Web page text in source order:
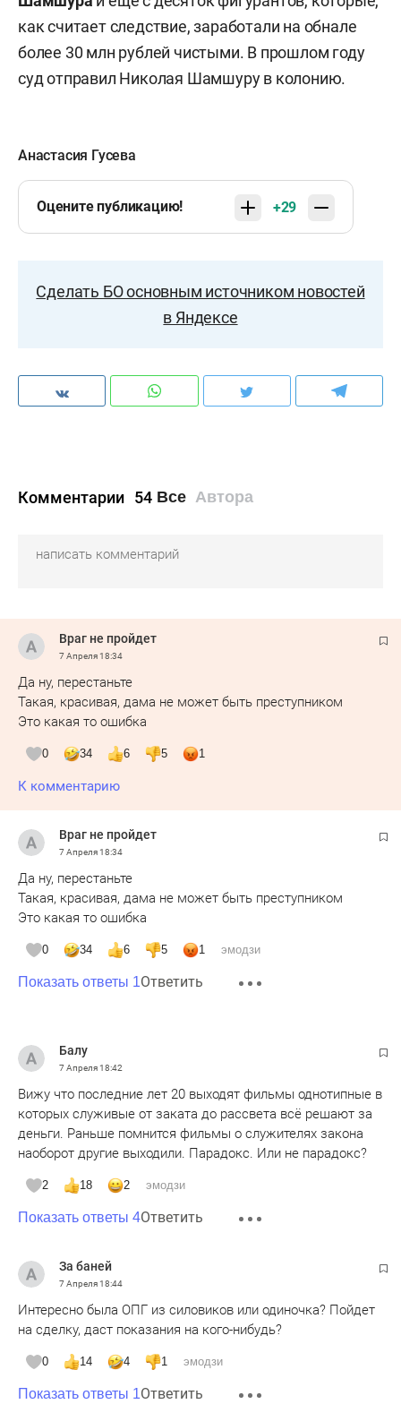
как считает следствие, заработали на обнале
более 30 млн рублей чистыми. В прошлом году
суд отправил Николая Шамшуру в колонию.
Анастасия Гусева
Оцените публикацию! +29
Сделать БО основным источником новостей
в Яндексе
Комментарии 54 Все Автора
Враг не пройдет
7 Апреля18:34
Да ну, перестаньте
Такая, красивая, дама не может быть преступником
Это какая то ошибка
0 34 6 5 1
К комментарию
Враг не пройдет
7 Апреля18:34
Да ну, перестаньте
Такая, красивая, дама не может быть преступником
Это какая то ошибка
0 34 6 5 1 эмодзи
Показать ответы 1Ответить
Балу
7 Апреля18:42
Вижу что последние лет 20 выходят фильмы однотипные в
которых служивые от заката до рассвета всё решают за
деньги. Раньше помнится фильмы о служителях закона
наоборот другие выходили. Парадокс. Или не парадокс?
2 18 2 эмодзи
Показать ответы 4Ответить
За баней
7 Апреля18:44
Интересно была ОПГ из силовиков или одиночка? Пойдет
на сделку, даст показания на кого-нибудь?
0 14 4 1 эмодзи
Показать ответы 1Ответить